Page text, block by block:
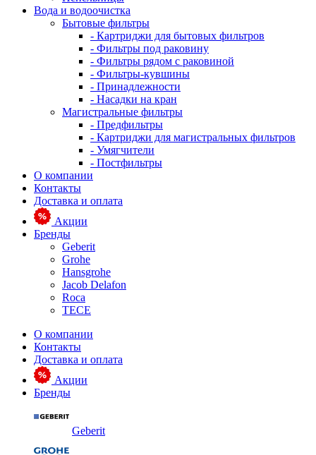
Вода и водоочистка
Бытовые фильтры
- Картриджи для бытовых фильтров
- Фильтры под раковину
- Фильтры рядом с раковиной
- Фильтры-кувшины
- Принадлежности
- Насадки на кран
Магистральные фильтры
- Предфильтры
- Картриджи для магистральных фильтров
- Умягчители
- Постфильтры
О компании
Контакты
Доставка и оплата
Акции
Бренды
Geberit
Grohe
Hansgrohe
Jacob Delafon
Roca
TECE
О компании
Контакты
Доставка и оплата
Акции
Бренды
Geberit